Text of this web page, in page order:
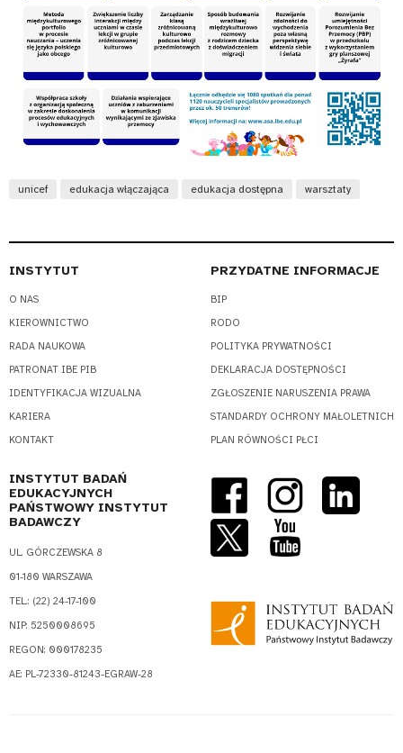
unicef edukacja włączająca edukacja dostępna warsztaty
INSTYTUT
O NAS
KIEROWNICTWO
RADA NAUKOWA
PATRONAT IBE PIB
IDENTYFIKACJA WIZUALNA
KARIERA
KONTAKT
PRZYDATNE INFORMACJE
BIP
RODO
POLITYKA PRYWATNOŚCI
DEKLARACJA DOSTĘPNOŚCI
ZGŁOSZENIE NARUSZENIA PRAWA
STANDARDY OCHRONY MAŁOLETNICH
PLAN RÓWNOŚCI PŁCI
INSTYTUT BADAŃ
EDUKACYJNYCH
PAŃSTWOWY INSTYTUT
BADAWCZY
UL. GÓRCZEWSKA 8
01-180 WARSZAWA
TEL.: (22) 24-17-100
NIP: 5250008695
REGON: 000178235
AE: PL-72330-81243-EGRAW-28